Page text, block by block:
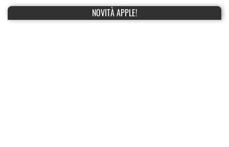
NOVITÀ APPLE!